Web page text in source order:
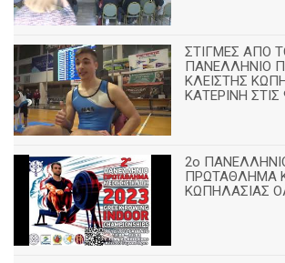
ΣΤΙΓΜΕΣ ΑΠΟ
ΠΑΝΕΛΛΗΝΙΟ
ΚΛΕΙΣΤΗΣ
ΚΑΤΕΡΙΝΗ ΣΤΙΣ
2ο
ΠΡΩΤΑΘΛΗΜΑ
ΚΩΠΗΛΑΣΙΑΣ